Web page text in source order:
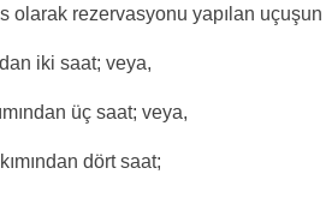
rezervasyonu yapılan uçuşun
iki saat; veya,
üç saat; veya,
dört saat;